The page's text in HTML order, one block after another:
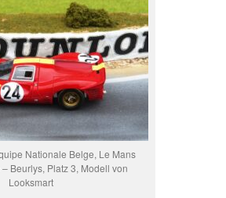
Nationale Belge, Le Mans
Beurlys, Platz 3, Modell von
Looksmart